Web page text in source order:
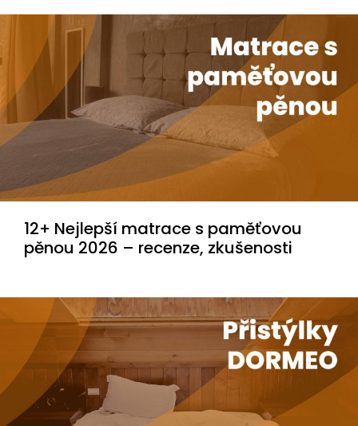
12+ Nejlepší matrace s paměťovou
pěnou 2026 – recenze, zkušenosti